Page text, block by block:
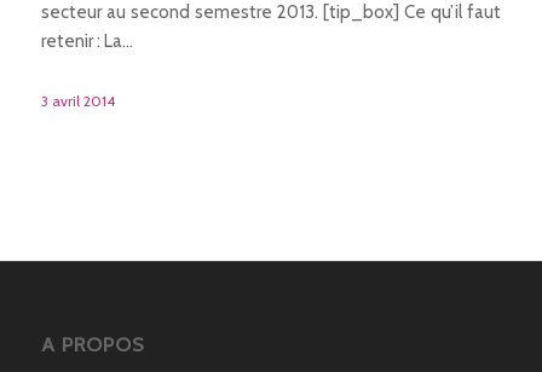
secteur au second semestre 2013. [tip_box] Ce qu’il faut
retenir : La…
3 avril 2014
A PROPOS